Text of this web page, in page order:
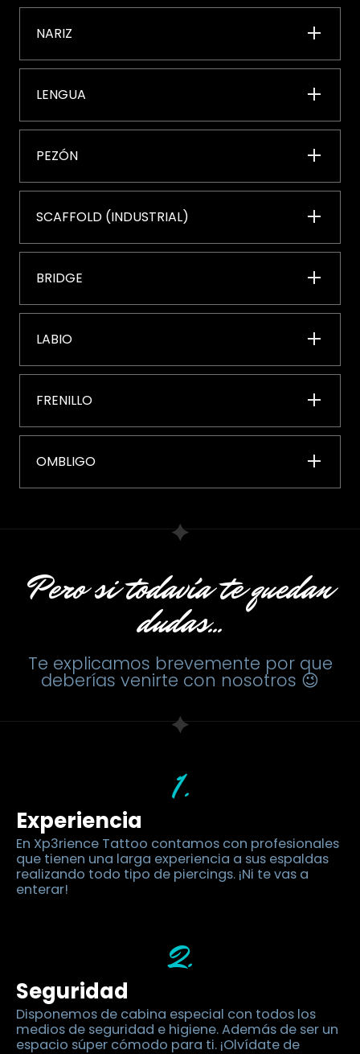
NARIZ
LENGUA
PEZÓN
SCAFFOLD (INDUSTRIAL)
BRIDGE
LABIO
FRENILLO
OMBLIGO
Pero si todavía te quedan
dudas...
Te explicamos brevemente por que
deberías venirte con nosotros 😉
1.
Experiencia
En Xp3rience Tattoo contamos con profesionales
que tienen una larga experiencia a sus espaldas
realizando todo tipo de piercings. ¡Ni te vas a
enterar!
2.
Seguridad
Disponemos de cabina especial con todos los
medios de seguridad e higiene. Además de ser un
espacio súper cómodo para ti. ¡Olvídate de